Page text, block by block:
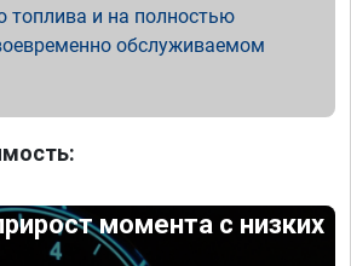
топлива и на полностью
обслуживаемом
момента с низких